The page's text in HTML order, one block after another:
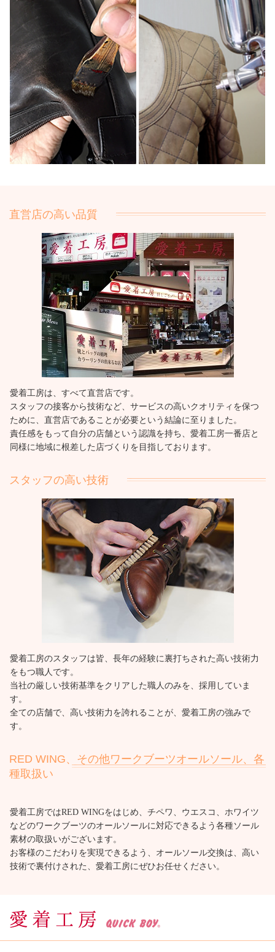
直営店の高い品質
愛着工房は、すべて直営店です。
スタッフの接客から技術など、サービスの高いクオリティを保つ
ために、直営店であることが必要という結論に至りました。
責任感をもって自分の店舗という認識を持ち、愛着工房一番店と
同様に地域に根差した店づくりを目指しております。
スタッフの高い技術
愛着工房のスタッフは皆、長年の経験に裏打ちされた高い技術力
をもつ職人です。
当社の厳しい技術基準をクリアした職人のみを、採用していま
す。
全ての店舗で、高い技術力を誇れることが、愛着工房の強みで
す。
RED WING、その他ワークブーツオールソール、各
種取扱い
愛着工房ではRED WINGをはじめ、チペワ、ウエスコ、ホワイツ
などのワークブーツのオールソールに対応できるよう各種ソール
素材の取扱いがございます。
お客様のこだわりを実現できるよう、オールソール交換は、高い
技術で裏付けされた、愛着工房にぜひお任せください。